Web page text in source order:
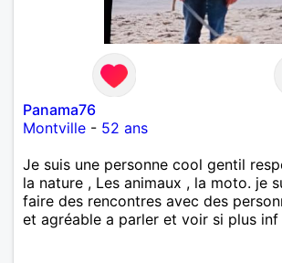
Panama76
Montville - 52 ans
Je suis une personne cool gentil
la nature , Les animaux , la moto. je
faire des rencontres avec des
et agréable a parler et voir si plus inf